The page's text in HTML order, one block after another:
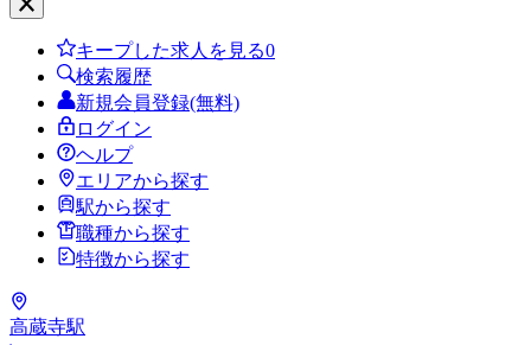
キープした求人を見る0
検索履歴
新規会員登録(無料)
ログイン
ヘルプ
エリアから探す
駅から探す
職種から探す
特徴から探す
高蔵寺駅